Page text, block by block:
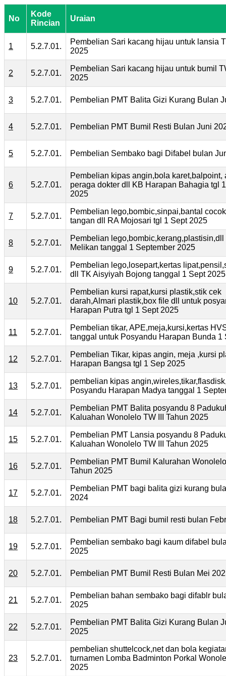
No
Kode
Rincian
Uraian
1 5.2.7.01.
Pembelian Sari kacang hijau untuk lansia
2025
2 5.2.7.01.
Pembelian Sari kacang hijau untuk bumil
2025
3 5.2.7.01. Pembelian PMT Balita Gizi Kurang Bulan
4 5.2.7.01. Pembelian PMT Bumil Resti Bulan Juni
5 5.2.7.01. Pembelian Sembako bagi Difabel bulan
6 5.2.7.01.
Pembelian kipas angin,bola karet,balpoint,
peraga dokter dll KB Harapan Bahagia tgl
2025
7 5.2.7.01.
Pembelian lego,bombic,sinpai,bantal
tangan dll RA Mojosari tgl 1 Sept 2025
8 5.2.7.01.
Pembelian lego,bombic,kerang,plastisin,dll
Melikan tanggal 1 September 2025
9 5.2.7.01.
Pembelian lego,losepart,kertas
dll TK Aisyiyah Bojong tanggal 1 Sept 2025
10 5.2.7.01.
Pembelian kursi rapat,kursi plastik,stik cek
darah,Almari plastik,box file dll untuk
Harapan Putra tgl 1 Sept 2025
11 5.2.7.01.
Pembelian tikar, APE,meja,kursi,kertas
tanggal untuk Posyandu Harapan Bunda 1
12 5.2.7.01.
Pembelian Tikar, kipas angin, meja ,kursi
Harapan Bangsa tgl 1 Sep 2025
13 5.2.7.01.
pembelian kipas
Posyandu Harapan Madya tanggal 1
14 5.2.7.01.
Pembelian PMT Balita posyandu 8
Kaluahan Wonolelo TW III Tahun 2025
15 5.2.7.01.
Pembelian PMT Lansia posyandu 8
Kaluahan Wonolelo TW III Tahun 2025
16 5.2.7.01.
Pembelian PMT Bumil Kalurahan
Tahun 2025
17 5.2.7.01.
Pembelian PMT bagi balita gizi kurang
2024
18 5.2.7.01. Pembelian PMT Bagi bumil resti bulan
19 5.2.7.01.
Pembelian sembako bagi kaum difabel
2025
20 5.2.7.01. Pembelian PMT Bumil Resti Bulan Mei
21 5.2.7.01.
Pembelian bahan sembako bagi difablr
2025
22 5.2.7.01.
Pembelian PMT Balita Gizi Kurang Bulan
2025
23 5.2.7.01.
pembelian shuttelcock,net dan bola
turnamen Lomba Badminton Porkal
2025